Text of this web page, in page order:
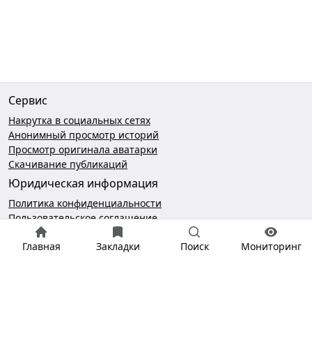
Главная Закладки Поиск Мониторинг
Сервис
Накрутка в социальных сетях
Анонимный просмотр историй
Просмотр оригинала аватарки
Скачивание публикаций
Юридическая информация
Политика конфиденциальности
Пользовательское соглашение
Безопасность платежей